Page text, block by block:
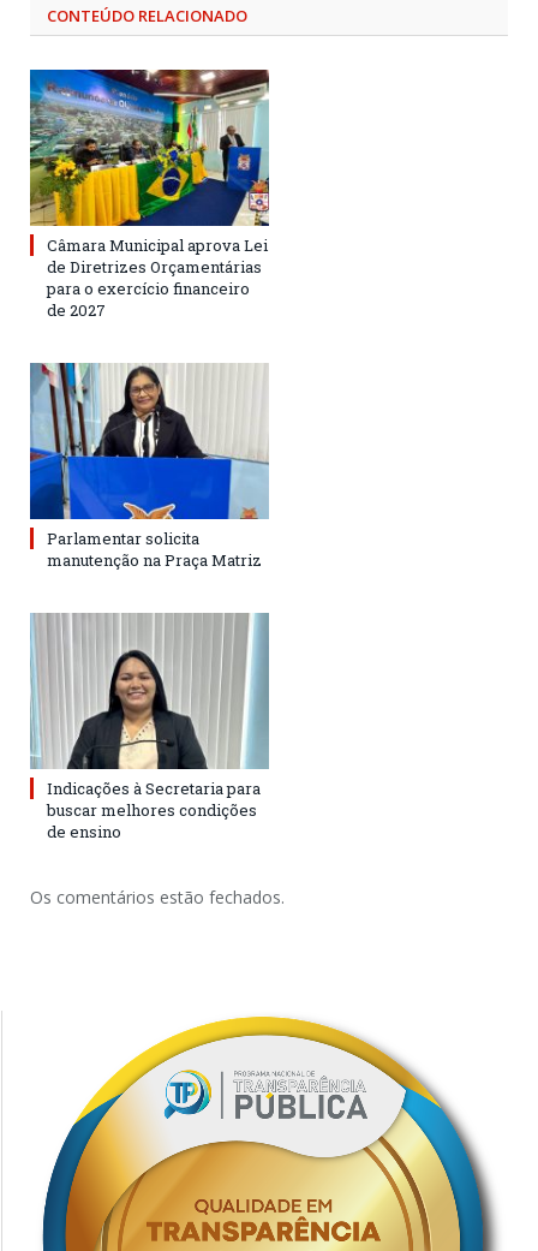
CONTEÚDO RELACIONADO
Câmara Municipal aprova Lei
de Diretrizes Orçamentárias
para o exercício financeiro
de 2027
Parlamentar solicita
manutenção na Praça Matriz
Indicações à Secretaria para
buscar melhores condições
de ensino
Os comentários estão fechados.